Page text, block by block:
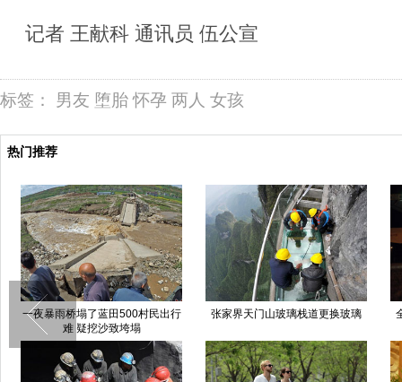
记者 王献科 通讯员 伍公宣
标签： 男友 堕胎 怀孕 两人 女孩
热门推荐
一夜暴雨桥塌了蓝田500村民出行
难 疑挖沙致垮塌
张家界天门山玻璃栈道更换玻璃